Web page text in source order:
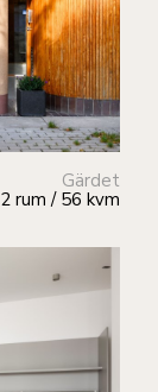
Gärdet
2 rum / 56 kvm